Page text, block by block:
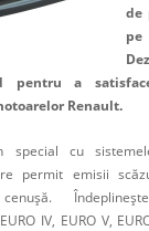
de
pentru a
Renault.
special cu
permit emisii
IV, EURO V,